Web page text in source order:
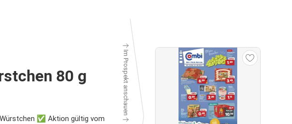
80 g
✅ Aktion gültig vom
Im Prospekt anschauen